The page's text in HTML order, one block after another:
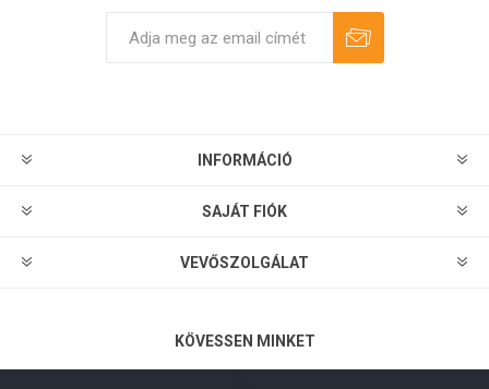
INFORMÁCIÓ
SAJÁT FIÓK
VEVŐSZOLGÁLAT
KÖVESSEN MINKET